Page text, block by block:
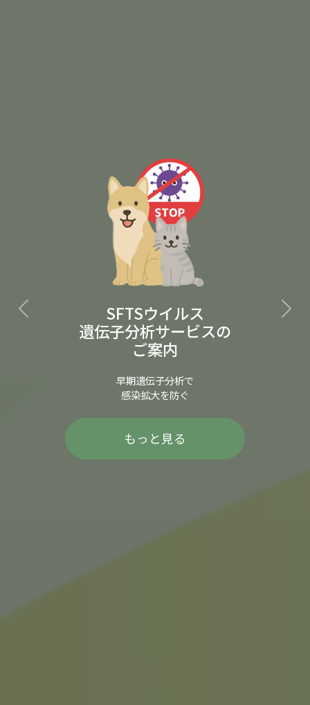
SFTSウイルス
遺伝子分析サービスの
ご案内
早期遺伝子分析で
感染拡大を防ぐ
もっと見る
イノシシの豚熱検査
アフリカ豚熱検査
NDTSにお任せください！
初回20検体無料キャンペーン実施中！
もっと見る
Previous Next